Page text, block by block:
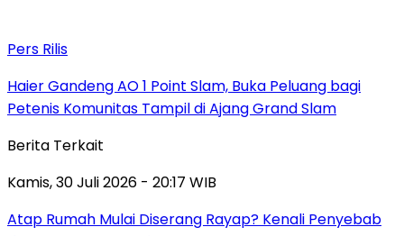
Pers Rilis
Haier Gandeng AO 1 Point Slam, Buka Peluang bagi
Petenis Komunitas Tampil di Ajang Grand Slam
Berita Terkait
Kamis, 30 Juli 2026 - 20:17 WIB
Atap Rumah Mulai Diserang Rayap? Kenali Penyebab